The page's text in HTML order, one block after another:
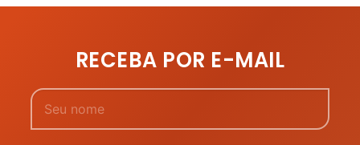
RECEBA POR E-MAIL